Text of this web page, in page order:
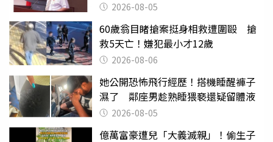
2026-08-05
60歲翁目睹搶案挺身相救遭圍毆 搶
救5天亡！嫌犯最小才12歲
2026-08-06
她公開恐怖飛行經歷！搭機睡醒褲子
濕了 鄰座男趁熟睡猥褻還疑留體液
2026-08-05
億萬富豪遭兒「大義滅親」！偷生子